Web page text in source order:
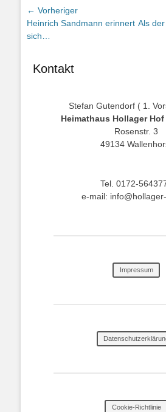
Beitragsnavigation
← Vorheriger
Vorheriger
Beitrag:
Heinrich Sandmann erinnert
sich…
Als
Kontakt
Stefan Gutendorf ( 1.
Heimathaus Hollager Hof
Rosenstr. 3
49134
Tel. 0172-
e-mail:
Impressum
Cookie-Richtlinie